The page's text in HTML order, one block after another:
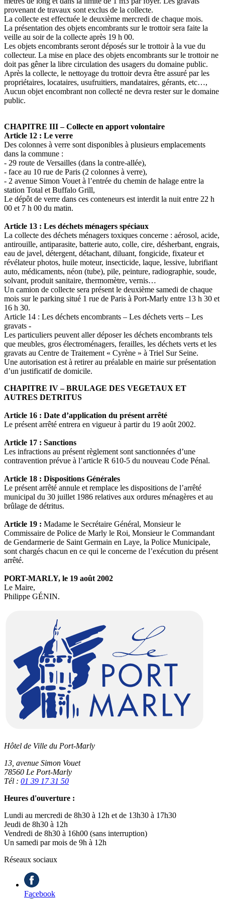
provenant de travaux sont exclus de la collecte.
La collecte est effectuée le deuxième mercredi de chaque mois.
La présentation des objets encombrants sur le trottoir sera faite la
veille au soir de la collecte après 19 h 00.
Les objets encombrants seront déposés sur le trottoir à la vue du
collecteur. La mise en place des objets encombrants sur le trottoir ne
doit pas gêner la libre circulation des usagers du domaine public.
Après la collecte, le nettoyage du trottoir devra être assuré par les
propriétaires, locataires, usufruitiers, mandataires, gérants, etc…,
Aucun objet encombrant non collecté ne devra rester sur le domaine
public.
CHAPITRE III – Collecte en apport volontaire
Article 12 : Le verre
Des colonnes à verre sont disponibles à plusieurs emplacements
dans la commune :
- 29 route de Versailles (dans la contre-allée),
- face au 10 rue de Paris (2 colonnes à verre),
- 2 avenue Simon Vouet à l’entrée du chemin de halage entre la
station Total et Buffalo Grill,
Le dépôt de verre dans ces conteneurs est interdit la nuit entre 22 h
00 et 7 h 00 du matin.
Article 13 : Les déchets ménagers spéciaux
La collecte des déchets ménagers toxiques concerne : aérosol, acide,
antirouille, antiparasite, batterie auto, colle, cire, désherbant, engrais,
eau de javel, détergent, détachant, diluant, fongicide, fixateur et
révélateur photos, huile moteur, insecticide, laque, lessive, lubrifiant
auto, médicaments, néon (tube), pile, peinture, radiographie, soude,
solvant, produit sanitaire, thermomètre, vernis…
Un camion de collecte sera présent le deuxième samedi de chaque
mois sur le parking situé 1 rue de Paris à Port-Marly entre 13 h 30 et
16 h 30.
Article 14 : Les déchets encombrants – Les déchets verts – Les
gravats -
Les particuliers peuvent aller déposer les déchets encombrants tels
que meubles, gros électroménagers, ferailles, les déchets verts et les
gravats au Centre de Traitement « Cyrène » à Triel Sur Seine.
Une autorisation est à retirer au préalable en mairie sur présentation
d’un justificatif de domicile.
CHAPITRE IV – BRULAGE DES VEGETAUX ET
AUTRES DETRITUS
Article 16 : Date d’application du présent arrêté
Le présent arrêté entrera en vigueur à partir du 19 août 2002.
Article 17 : Sanctions
Les infractions au présent règlement sont sanctionnées d’une
contravention prévue à l’article R 610-5 du nouveau Code Pénal.
Article 18 : Dispositions Générales
Le présent arrêté annule et remplace les dispositions de l’arrêté
municipal du 30 juillet 1986 relatives aux ordures ménagères et au
brûlage de détritus.
Article 19 : Madame le Secrétaire Général, Monsieur le
Commissaire de Police de Marly le Roi, Monsieur le Commandant
de Gendarmerie de Saint Germain en Laye, la Police Municipale,
sont chargés chacun en ce qui le concerne de l’exécution du présent
arrêté.
PORT-MARLY, le 19 août 2002
Le Maire,
Philippe GÉNIN.
Hôtel de Ville du Port-Marly
13, avenue Simon Vouet
78560 Le Port-Marly
Tél : 01 39 17 31 50
Heures d'ouverture :
Lundi au mercredi de 8h30 à 12h et de 13h30 à 17h30
Jeudi de 8h30 à 12h
Vendredi de 8h30 à 16h00 (sans interruption)
Un samedi par mois de 9h à 12h
Réseaux sociaux
Facebook